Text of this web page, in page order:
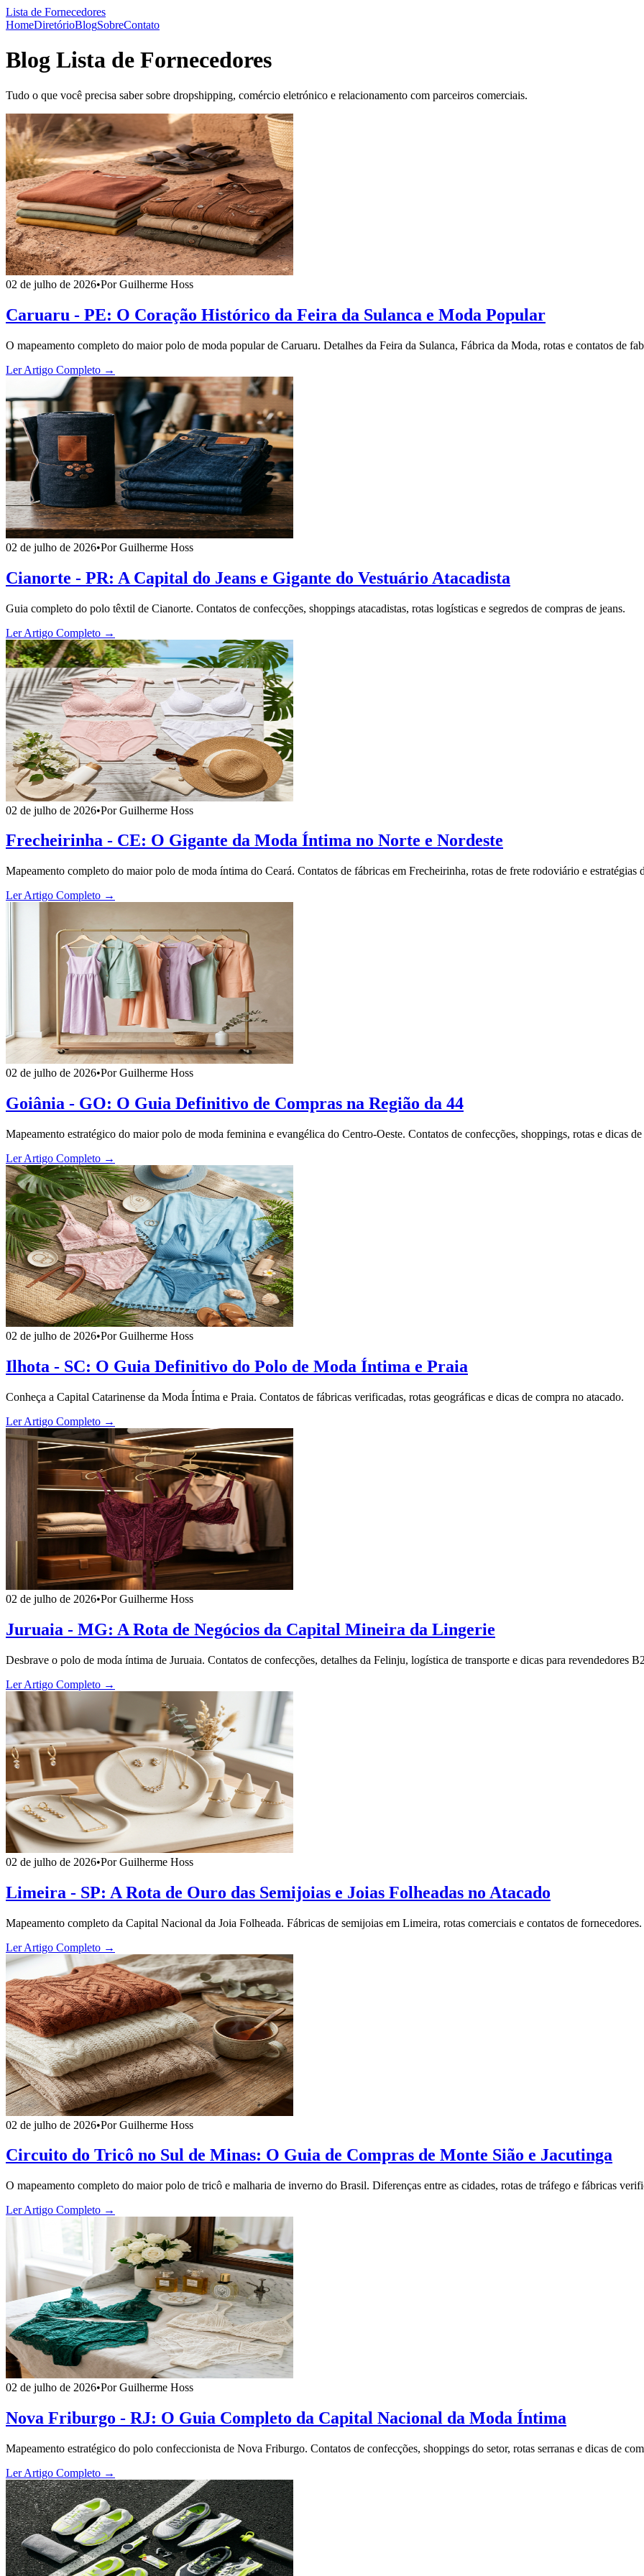
Lista de Fornecedores
HomeDiretórioBlogSobreContato
Blog Lista de Fornecedores
Tudo o que você precisa saber sobre dropshipping, comércio eletrónico e relacionamento com parceiros comerciais.
02 de julho de 2026•Por Guilherme Hoss
Caruaru - PE: O Coração Histórico da Feira da Sulanca e Moda Popular
O mapeamento completo do maior polo de moda popular de Caruaru. Detalhes da Feira da Sulanca, Fábrica da Moda, rotas e contatos de
Ler Artigo Completo →
02 de julho de 2026•Por Guilherme Hoss
Cianorte - PR: A Capital do Jeans e Gigante do Vestuário Atacadista
Guia completo do polo têxtil de Cianorte. Contatos de confecções, shoppings atacadistas, rotas logísticas e segredos de compras de jeans.
Ler Artigo Completo →
02 de julho de 2026•Por Guilherme Hoss
Frecheirinha - CE: O Gigante da Moda Íntima no Norte e Nordeste
Mapeamento completo do maior polo de moda íntima do Ceará. Contatos de fábricas em Frecheirinha, rotas de frete rodoviário e estratégias
Ler Artigo Completo →
02 de julho de 2026•Por Guilherme Hoss
Goiânia - GO: O Guia Definitivo de Compras na Região da 44
Mapeamento estratégico do maior polo de moda feminina e evangélica do Centro-Oeste. Contatos de confecções, shoppings, rotas e dicas
Ler Artigo Completo →
02 de julho de 2026•Por Guilherme Hoss
Ilhota - SC: O Guia Definitivo do Polo de Moda Íntima e Praia
Conheça a Capital Catarinense da Moda Íntima e Praia. Contatos de fábricas verificadas, rotas geográficas e dicas de compra no atacado.
Ler Artigo Completo →
02 de julho de 2026•Por Guilherme Hoss
Juruaia - MG: A Rota de Negócios da Capital Mineira da Lingerie
Desbrave o polo de moda íntima de Juruaia. Contatos de confecções, detalhes da Felinju, logística de transporte e dicas para revendedores
Ler Artigo Completo →
02 de julho de 2026•Por Guilherme Hoss
Limeira - SP: A Rota de Ouro das Semijoias e Joias Folheadas no Atacado
Mapeamento completo da Capital Nacional da Joia Folheada. Fábricas de semijoias em Limeira, rotas comerciais e contatos de fornecedores.
Ler Artigo Completo →
02 de julho de 2026•Por Guilherme Hoss
Circuito do Tricô no Sul de Minas: O Guia de Compras de Monte Sião e Jacutinga
O mapeamento completo do maior polo de tricô e malharia de inverno do Brasil. Diferenças entre as cidades, rotas de tráfego e fábricas
Ler Artigo Completo →
02 de julho de 2026•Por Guilherme Hoss
Nova Friburgo - RJ: O Guia Completo da Capital Nacional da Moda Íntima
Mapeamento estratégico do polo confeccionista de Nova Friburgo. Contatos de confecções, shoppings do setor, rotas serranas e dicas de
Ler Artigo Completo →